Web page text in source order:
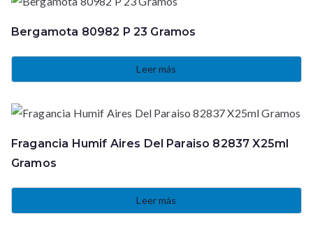
Bergamota 80982 P 23 Gramos
Leer más
Fragancia Humif Aires Del Paraiso 82837 X25ml
Gramos
Leer más